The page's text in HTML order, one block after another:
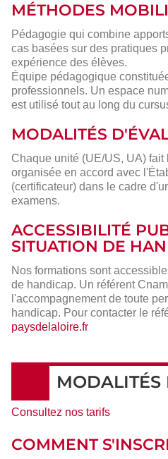
MÉTHODES
Pédagogie qui combine
cas basées sur des pratiques
expérience des élèves.
Équipe pédagogique
professionnels. Un espace
est utilisé tout au long du
MODALITÉS
Chaque unité (UE/US, UA)
organisée en accord avec
(certificateur) dans le cadre
examens.
ACCESSIBILITÉ
SITUATION DE
Nos formations sont
de handicap. Un référent
l'accompagnement de toute
handicap. Pour contacter le
paysdelaloire.fr
MODALITÉS
Consultez nos tarifs
COMMENT